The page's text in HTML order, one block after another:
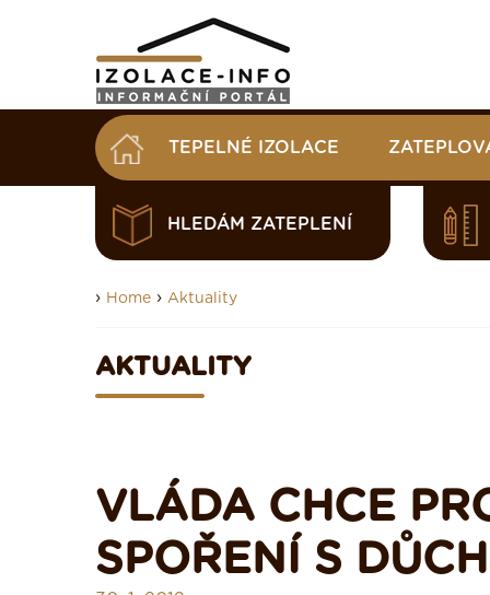
TEPELNÉ IZOLACE
HLEDÁM ZATEPLENÍ
› Home › Aktuality
AKTUALITY
VLÁDA CHCE
SPOŘENÍ S